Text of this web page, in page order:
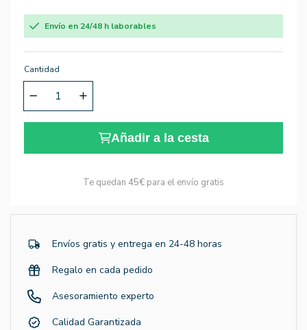
Envío en 24/48 h laborables
Cantidad
Añadir a la cesta
Te quedan 45€ para el envío gratis
Envíos gratis y entrega en 24-48 horas
Regalo en cada pedido
Asesoramiento experto
Calidad Garantizada